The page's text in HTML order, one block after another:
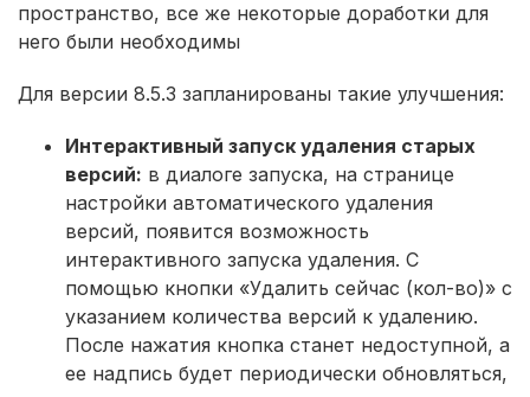
пространство, все же некоторые доработки для
него были необходимы
Для версии 8.5.3 запланированы такие улучшения:
Интерактивный запуск удаления старых
версий: в диалоге запуска, на странице
настройки автоматического удаления
версий, появится возможность
интерактивного запуска удаления. С
помощью кнопки «Удалить сейчас (кол-во)» с
указанием количества версий к удалению.
После нажатия кнопка станет недоступной, а
ее надпись будет периодически обновляться,